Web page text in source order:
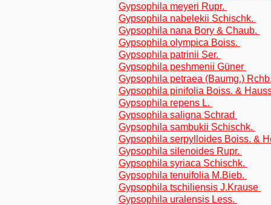
Gypsophila meyeri Rupr.
Gypsophila nabelekii Schischk.
Gypsophila nana Bory & Chaub.
Gypsophila olympica Boiss.
Gypsophila patrinii Ser.
Gypsophila peshmenii Güner
Gypsophila petraea (Baumg.)
Gypsophila pinifolia Boiss. &
Gypsophila repens L.
Gypsophila saligna Schrad
Gypsophila sambukii Schischk.
Gypsophila serpylloides Boiss. &
Gypsophila silenoides Rupr.
Gypsophila syriaca Schischk.
Gypsophila tenuifolia M.Bieb.
Gypsophila tschiliensis J.Krause
Gypsophila uralensis Less.